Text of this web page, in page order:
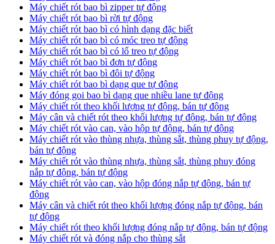
Máy chiết rót bao bì zipper tự động
Máy chiết rót bao bì rời tự động
Máy chiết rót bao bì có hình dạng đặc biết
Máy chiết rót bao bì có móc treo tự động
Máy chiết rót bao bì có lổ treo tự động
Máy chiết rót bao bì đơn tự động
Máy chiết rót bao bì đôi tự động
Máy chiết rót bao bì dạng que tự động
Máy đóng goi bao bì dạng que nhiều lane tự động
Máy chiết rót theo khối lượng tự động, bán tự động
Máy cân và chiết rót theo khối lượng tự động, bán tự động
Máy chiết rót vào can, vào hộp tự động, bán tự động
Máy chiết rót vào thùng nhựa, thùng sắt, thùng phuy tự động,
bán tự động
Máy chiết rót vào thùng nhựa, thùng sắt, thùng phuy đóng
nắp tự động, bán tự động
Máy chiết rót vào can, vào hộp đóng nắp tự động, bán tự
động
Máy cân và chiết rót theo khối lượng đóng nắp tự động, bán
tự động
Máy chiết rót theo khối lượng đóng nắp tự động, bán tự động
Máy chiết rót và đóng nắp cho thùng sắt